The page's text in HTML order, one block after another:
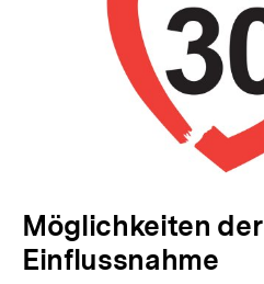
V
o
Möglichkeiten der
Einflussnahme